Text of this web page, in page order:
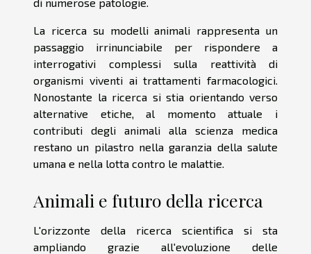
di numerose patologie.
La ricerca su modelli animali rappresenta un
passaggio irrinunciabile per rispondere a
interrogativi complessi sulla reattività di
organismi viventi ai trattamenti farmacologici.
Nonostante la ricerca si stia orientando verso
alternative etiche, al momento attuale i
contributi degli animali alla scienza medica
restano un pilastro nella garanzia della salute
umana e nella lotta contro le malattie.
Animali e futuro della ricerca
L'orizzonte della ricerca scientifica si sta
ampliando grazie all'evoluzione delle